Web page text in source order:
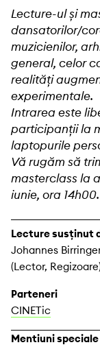
Lecture-ul și
dansatorilor/
muzicienilor,
general, celor
realități
experimentale.
Intrarea este
participanții la
laptopurile
Vă rugăm să
masterclass la
iunie, ora 14h00.
Lecture susținut
Johannes
(Lector,
Parteneri
CINETic
Mentiuni speciale